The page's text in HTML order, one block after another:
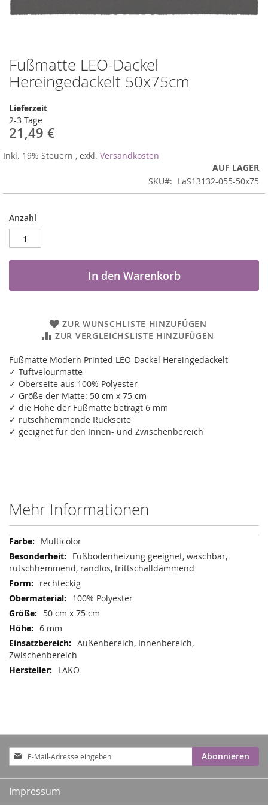
Fußmatte LEO-Dackel
Hereingedackelt 50x75cm
Lieferzeit
2-3 Tage
21,49 €
Inkl. 19% Steuern , exkl. Versandkosten
AUF LAGER
SKU
LaS13132-055-50x75
Anzahl
In den Warenkorb
ZUR WUNSCHLISTE HINZUFÜGEN
ZUR VERGLEICHSLISTE HINZUFÜGEN
Fußmatte Modern Printed LEO-Dackel Hereingedackelt
✓ Tuftvelourmatte
✓ Oberseite aus 100% Polyester
✓ Größe der Matte: 50 cm x 75 cm
✓ die Höhe der Fußmatte beträgt 6 mm
✓ rutschhemmende Rückseite
✓ geeignet für den Innen- und Zwischenbereich
Zum
Anfang
der
springen
Mehr Informationen
Mehr
Informationen
Multicolor
Fußbodenheizung geeignet, waschbar,
rutschhemmend, randlos, trittschalldämmend
rechteckig
100% Polyester
50 cm x 75 cm
6 mm
Außenbereich, Innenbereich,
Zwischenbereich
LAKO
Anmeldung
zum
Newsletter:
Abonnieren
Impressum